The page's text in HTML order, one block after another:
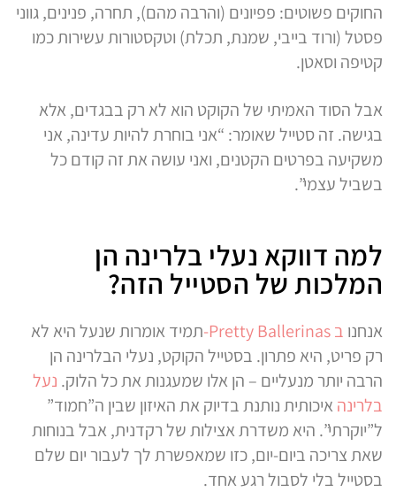
החוקים פשוטים: פפיונים (והרבה מהם), תחרה, פנינים, גווני
פסטל (ורוד בייבי, שמנת, תכלת) וטקסטורות עשירות כמו
קטיפה וסאטן.
אבל הסוד האמיתי של הקוקט הוא לא רק בבגדים, אלא
בגישה. זה סטייל שאומר: “אני בוחרת להיות עדינה, אני
משקיעה בפרטים הקטנים, ואני עושה את זה קודם כל
בשביל עצמי”.
למה דווקא נעלי בלרינה הן
המלכות של הסטייל הזה?
אנחנו ב Pretty Ballerinas-
תמיד אומרות שנעל היא לא
רק פריט, היא פתרון. בסטייל הקוקט, נעלי הבלרינה הן
הרבה יותר מנעליים – הן אלו שמעגנות את כל הלוק. נעל
בלרינה איכותית נותנת בדיוק את האיזון שבין ה”חמוד”
ל”יוקרתי”. היא משדרת אצילות של רקדנית, אבל בנוחות
שאת צריכה ביום-יום, כזו שמאפשרת לך לעבור יום שלם
בסטייל בלי לסבול רגע אחד.